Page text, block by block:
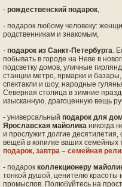
- рождественский подарок,
- подарок любому человеку:
родственникам и знакомым,
- подарок из Санкт-Петербурга.
побывать в городе на Неве в
подсветку домов, уличные
станции метро, ярмарки и базары,
спектакли и шоу, народные
Северная столица в зимние
изысканную, драгоценную вещь
- универсальный подарок для
Ярославская майолика никогда
и прослужит долгие
вещей в копилке ваших семейных
подарок, завтра – семейная
- подарок коллекционеру
тонкой душой, ценителю красоты
промыслов. Полюбуйтесь на